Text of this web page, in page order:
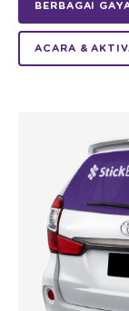
BERBAGAI
ACARA &